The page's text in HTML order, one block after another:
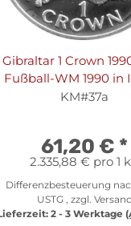
Gibraltar 1 Crown
Fußball-WM 1990 in
"Zweikampf" -
KM#37a
61,20 € *
2.335,88 € pro 1
Differenzbesteuerung
USTG , zzgl. Versand
2 - 3 Werktage